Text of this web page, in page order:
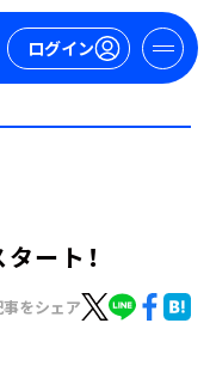
ログイン
ート！
事をシェア